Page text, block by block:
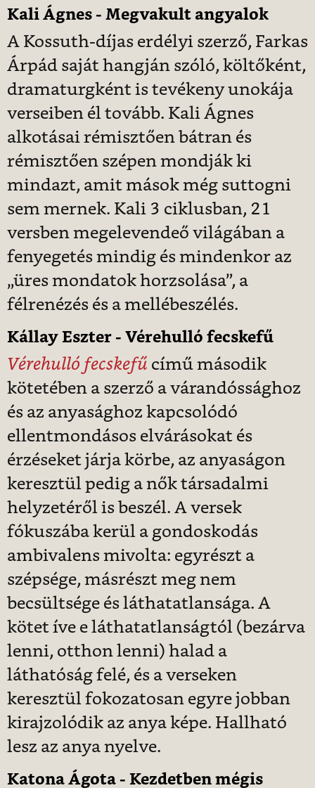
Kali Ágnes - Megvakult angyalok
A Kossuth-díjas erdélyi szerző, Farkas
Árpád saját hangján szóló, költőként,
dramaturgként is tevékeny unokája
verseiben él tovább. Kali Ágnes
alkotásai rémisztően bátran és
rémisztően szépen mondják ki
mindazt, amit mások még suttogni
sem mernek. Kali 3 ciklusban, 21
versben megelevendeő világában a
fenyegetés mindig és mindenkor az
„üres mondatok horzsolása”, a
félrenézés és a mellébeszélés.
Kállay Eszter - Vérehulló fecskefű
Vérehulló fecskefű című második
kötetében a szerző a várandóssághoz
és az anyasághoz kapcsolódó
ellentmondásos elvárásokat és
érzéseket járja körbe, az anyaságon
keresztül pedig a nők társadalmi
helyzetéről is beszél. A versek
fókuszába kerül a gondoskodás
ambivalens mivolta: egyrészt a
szépsége, másrészt meg nem
becsültsége és láthatatlansága. A
kötet íve e láthatatlanságtól (bezárva
lenni, otthon lenni) halad a
láthatóság felé, és a verseken
keresztül fokozatosan egyre jobban
kirajzolódik az anya képe. Hallható
lesz az anya nyelve.
Katona Ágota - Kezdetben mégis